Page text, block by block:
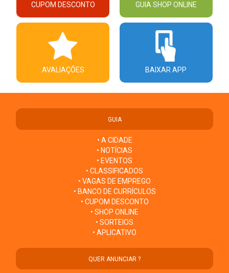
CUPOM DESCONTO GUIA SHOP ONLINE
AVALIAÇÕES BAIXAR APP
GUIA
• A CIDADE
• NOTÍCIAS
• EVENTOS
• CLASSIFICADOS
• VAGAS DE EMPREGO
• BANCO DE CURRÍCULOS
• CUPOM DESCONTO
• SHOP ONLINE
• SORTEIOS
• APLICATIVO
QUER ANUNCIAR ?